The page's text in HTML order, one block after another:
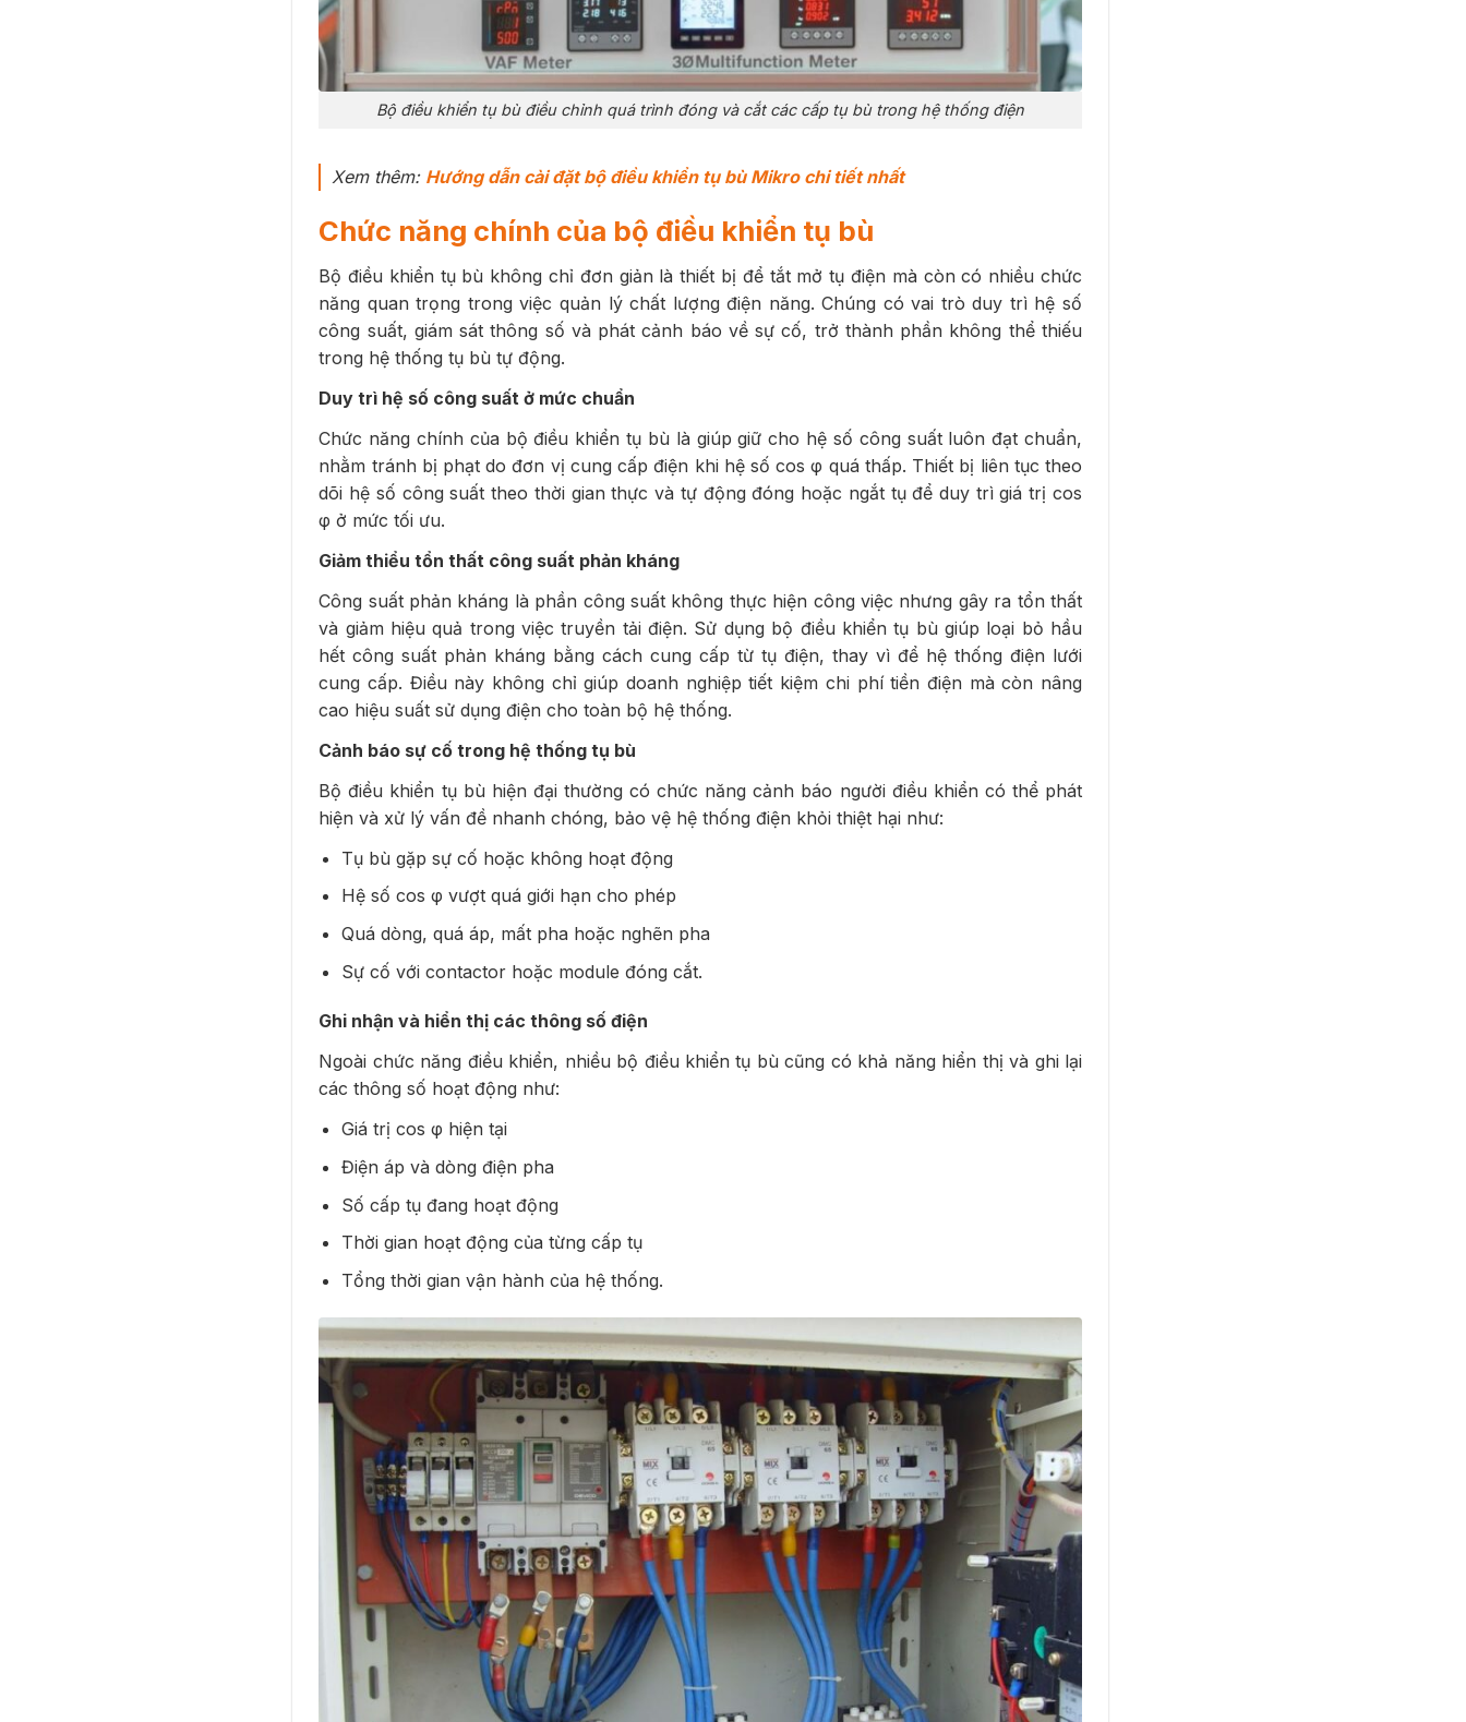
Bộ điều khiển tụ bù điều chỉnh quá trình đóng và cắt các cấp tụ bù trong hệ thống điện
Xem thêm: Hướng dẫn cài đặt bộ điều khiển tụ bù Mikro chi tiết nhất
Chức năng chính của bộ điều khiển tụ bù
Bộ điều khiển tụ bù không chỉ đơn giản là thiết bị để tắt mở tụ điện mà còn có nhiều chức
năng quan trọng trong việc quản lý chất lượng điện năng. Chúng có vai trò duy trì hệ số
công suất, giám sát thông số và phát cảnh báo về sự cố, trở thành phần không thể thiếu
trong hệ thống tụ bù tự động.
Duy trì hệ số công suất ở mức chuẩn
Chức năng chính của bộ điều khiển tụ bù là giúp giữ cho hệ số công suất luôn đạt chuẩn,
nhằm tránh bị phạt do đơn vị cung cấp điện khi hệ số cos φ quá thấp. Thiết bị liên tục theo
dõi hệ số công suất theo thời gian thực và tự động đóng hoặc ngắt tụ để duy trì giá trị cos
φ ở mức tối ưu.
Giảm thiểu tổn thất công suất phản kháng
Công suất phản kháng là phần công suất không thực hiện công việc nhưng gây ra tổn thất
và giảm hiệu quả trong việc truyền tải điện. Sử dụng bộ điều khiển tụ bù giúp loại bỏ hầu
hết công suất phản kháng bằng cách cung cấp từ tụ điện, thay vì để hệ thống điện lưới
cung cấp. Điều này không chỉ giúp doanh nghiệp tiết kiệm chi phí tiền điện mà còn nâng
cao hiệu suất sử dụng điện cho toàn bộ hệ thống.
Cảnh báo sự cố trong hệ thống tụ bù
Bộ điều khiển tụ bù hiện đại thường có chức năng cảnh báo người điều khiển có thể phát
hiện và xử lý vấn đề nhanh chóng, bảo vệ hệ thống điện khỏi thiệt hại như:
Tụ bù gặp sự cố hoặc không hoạt động
Hệ số cos φ vượt quá giới hạn cho phép
Quá dòng, quá áp, mất pha hoặc nghẽn pha
Sự cố với contactor hoặc module đóng cắt.
Ghi nhận và hiển thị các thông số điện
Ngoài chức năng điều khiển, nhiều bộ điều khiển tụ bù cũng có khả năng hiển thị và ghi lại
các thông số hoạt động như:
Giá trị cos φ hiện tại
Điện áp và dòng điện pha
Số cấp tụ đang hoạt động
Thời gian hoạt động của từng cấp tụ
Tổng thời gian vận hành của hệ thống.